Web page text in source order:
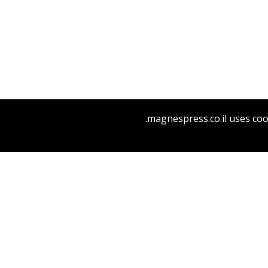
magnespress.co.il uses